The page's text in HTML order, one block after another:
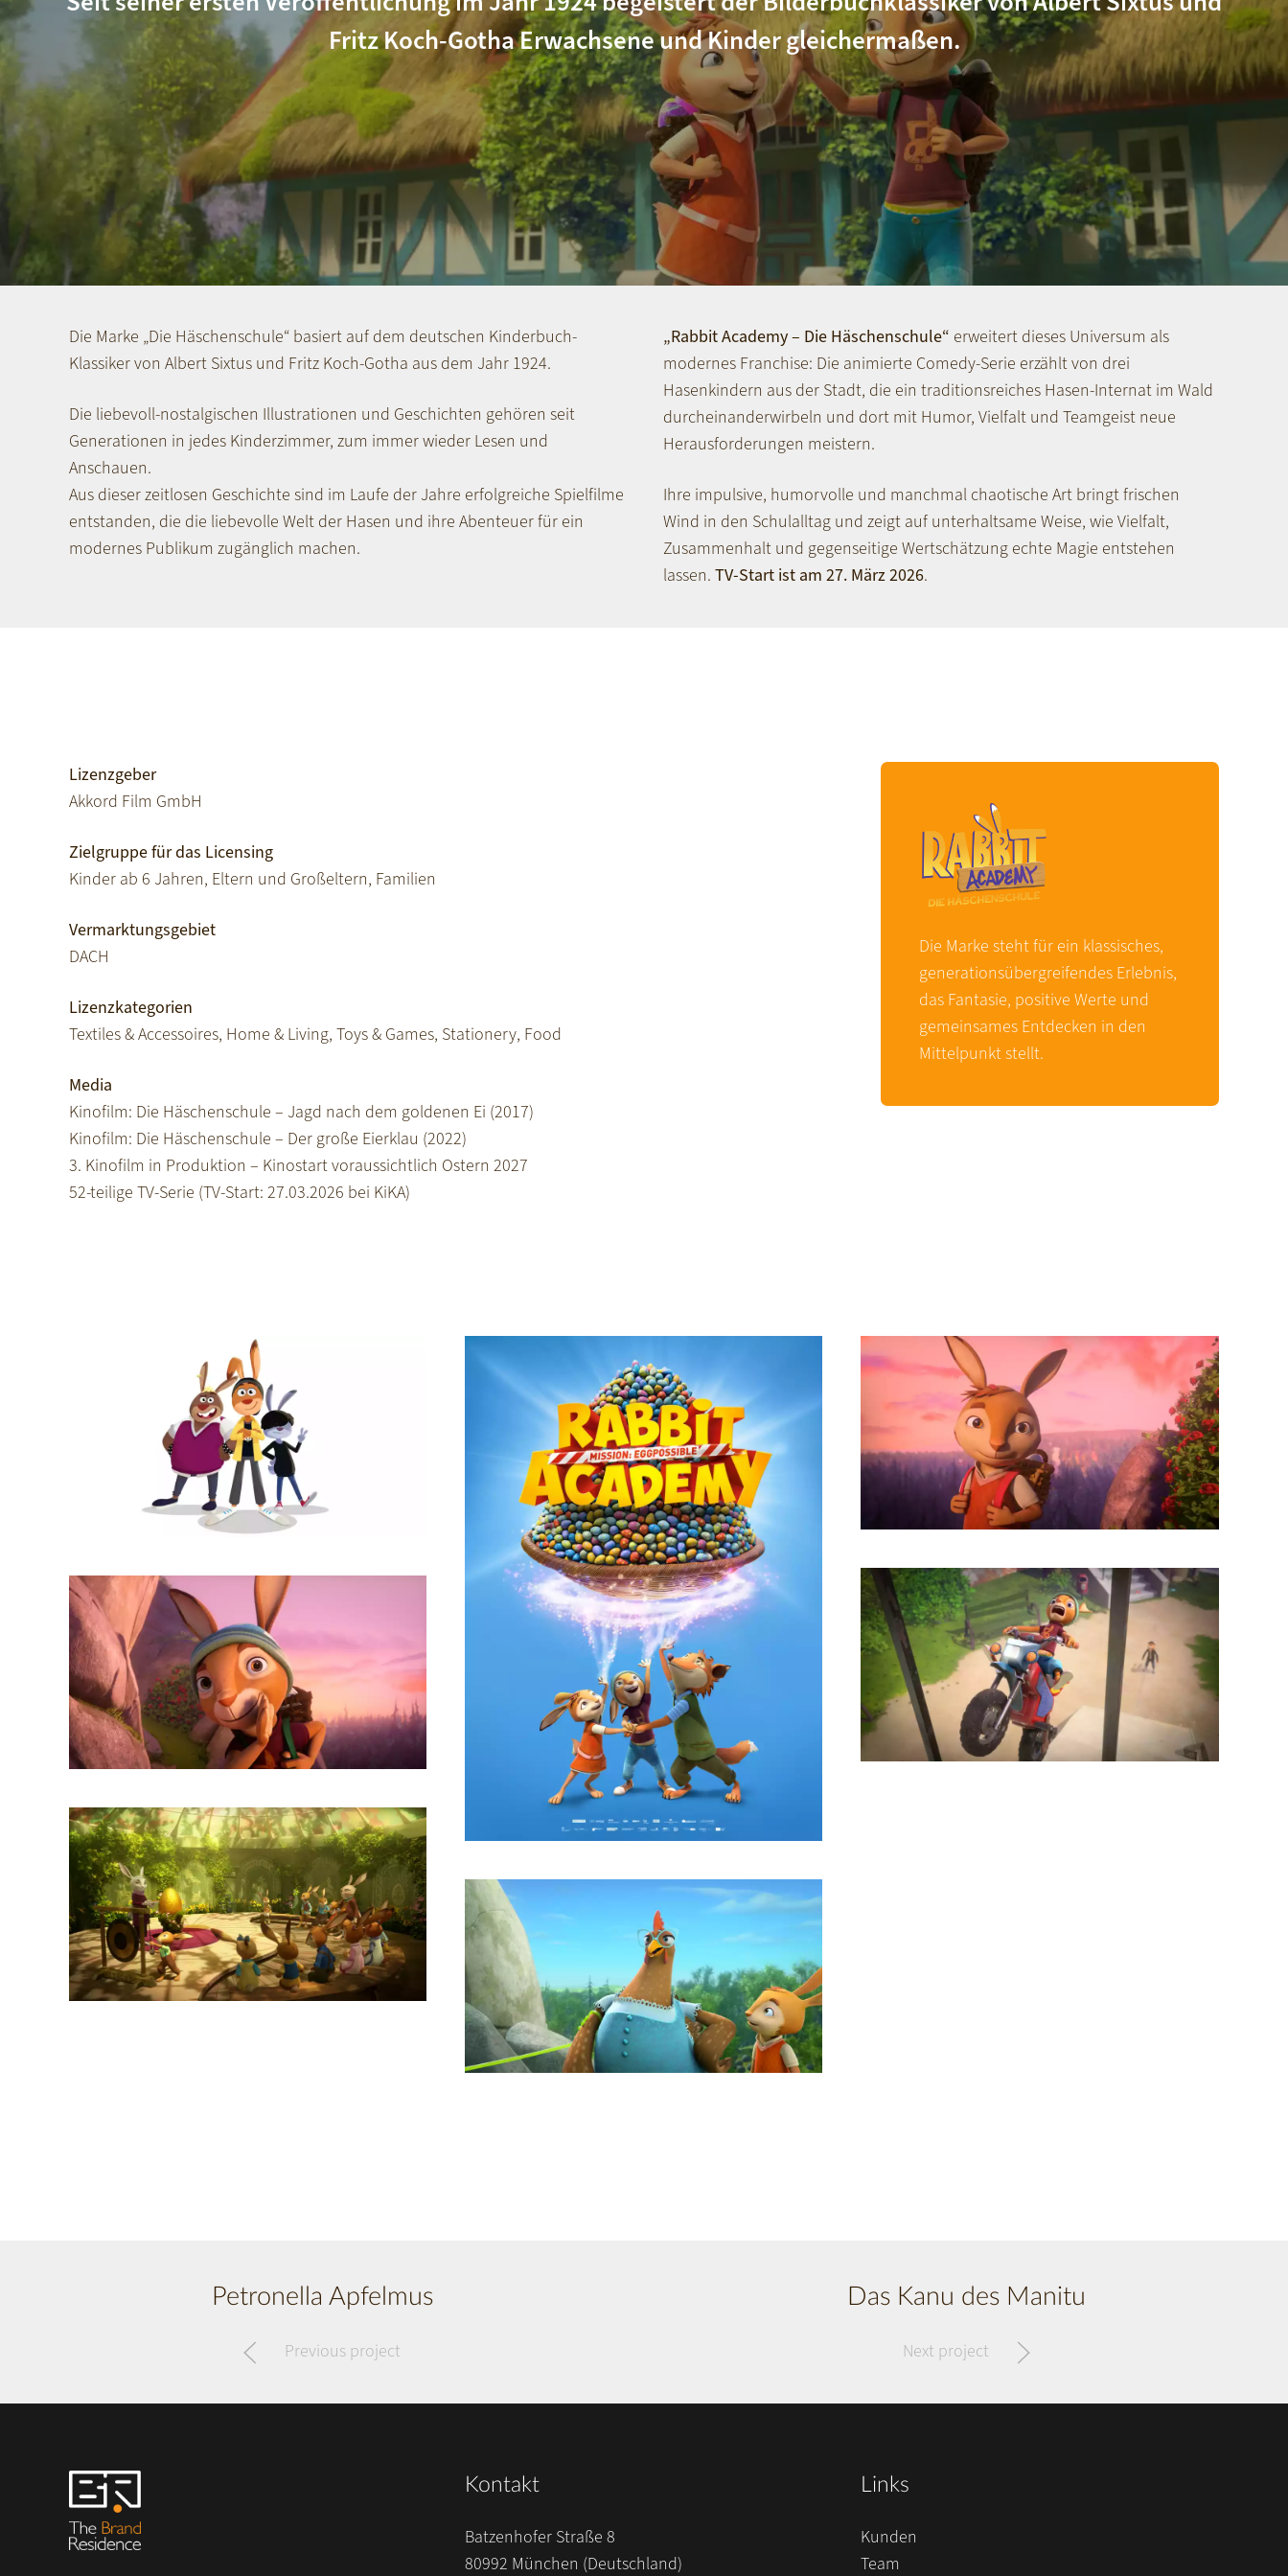
Fritz Koch-Gotha Erwachsene und Kinder gleichermaßen.
Die Marke „Die Häschenschule“ basiert auf dem deutschen Kinderbuch-
Klassiker von Albert Sixtus und Fritz Koch-Gotha aus dem Jahr 1924.
Die liebevoll-nostalgischen Illustrationen und Geschichten gehören seit
Generationen in jedes Kinderzimmer, zum immer wieder Lesen und
Anschauen.
Aus dieser zeitlosen Geschichte sind im Laufe der Jahre erfolgreiche Spielfilme
entstanden, die die liebevolle Welt der Hasen und ihre Abenteuer für ein
modernes Publikum zugänglich machen.
„Rabbit Academy – Die Häschenschule“ erweitert dieses Universum als
modernes Franchise: Die animierte Comedy-Serie erzählt von drei
Hasenkindern aus der Stadt, die ein traditionsreiches Hasen-Internat im Wald
durcheinanderwirbeln und dort mit Humor, Vielfalt und Teamgeist neue
Herausforderungen meistern.
Ihre impulsive, humorvolle und manchmal chaotische Art bringt frischen
Wind in den Schulalltag und zeigt auf unterhaltsame Weise, wie Vielfalt,
Zusammenhalt und gegenseitige Wertschätzung echte Magie entstehen
lassen. TV-Start ist am 27. März 2026.
Lizenzgeber
Akkord Film GmbH
Zielgruppe für das Licensing
Kinder ab 6 Jahren, Eltern und Großeltern, Familien
Vermarktungsgebiet
DACH
Lizenzkategorien
Textiles & Accessoires, Home & Living, Toys & Games, Stationery, Food
Media
Kinofilm: Die Häschenschule – Jagd nach dem goldenen Ei (2017)
Kinofilm: Die Häschenschule – Der große Eierklau (2022)
3. Kinofilm in Produktion – Kinostart voraussichtlich Ostern 2027
52-teilige TV-Serie (TV-Start: 27.03.2026 bei KiKA)
Die Marke steht für ein klassisches,
generationsübergreifendes Erlebnis,
das Fantasie, positive Werte und
gemeinsames Entdecken in den
Mittelpunkt stellt.
Petronella Apfelmus
Previous project
Das Kanu des Manitu
Next project
Kontakt
Batzenhofer Straße 8
80992 München (Deutschland)
Links
Kunden
Team